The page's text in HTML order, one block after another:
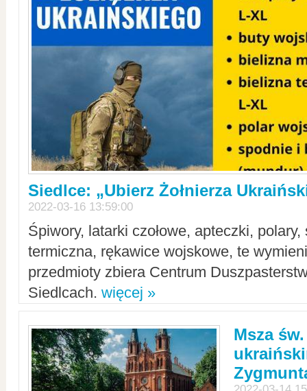
Siedlce: „Ubierz Żołnierza
2022-03-16 13:59:00
Śpiwory, latarki czołowe, apteczki,
termiczna, rękawice wojskowe, te
przedmioty zbiera Centrum
Siedlcach. więcej »
Msza